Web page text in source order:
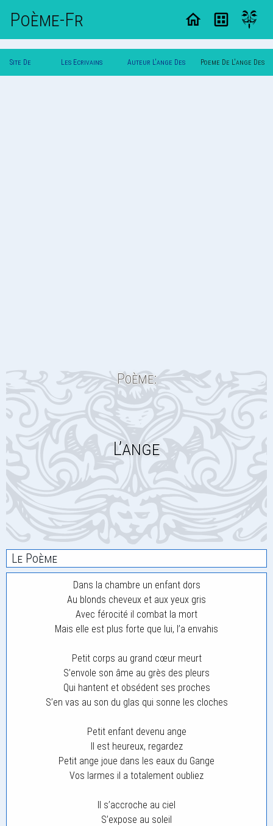
Poème-Fr
Site De Les Ecrivains Auteur L'ange Des Poeme De L'ange Des
Poème:
L’ange
Le Poème
Dans la chambre un enfant dors
Au blonds cheveux et aux yeux gris
Avec férocité il combat la mort
Mais elle est plus forte que lui, l’a envahis
Petit corps au grand cœur meurt
S’envole son âme au grès des pleurs
Qui hantent et obsédent ses proches
S’en vas au son du glas qui sonne les cloches
Petit enfant devenu ange
Il est heureux, regardez
Petit ange joue dans les eaux du Gange
Vos larmes il a totalement oubliez
Il s’accroche au ciel
S’expose au soleil